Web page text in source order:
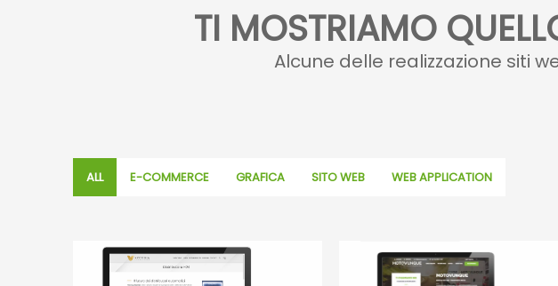
TI MOSTRIAMO
Alcune delle realizzazione siti
ALL E-COMMERCE GRAFICA SITO WEB WEB APPLICATION